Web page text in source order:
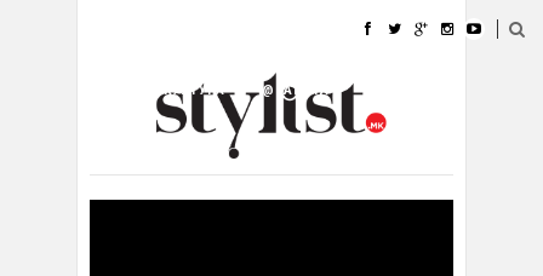
УБАВИНА
КУЛТУРА @РАБОТА
ИЗЛОГ